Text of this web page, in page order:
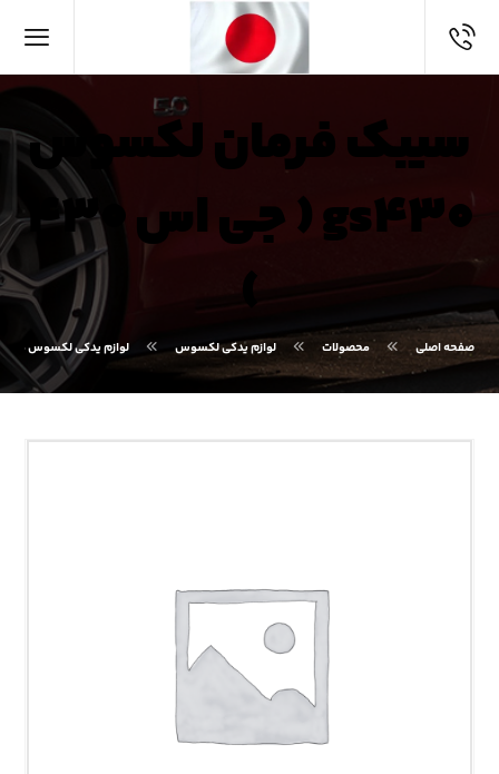
سیبک فرمان لکسوس
gs۴۳۰ ( جی اس ۴۳۰
)
صفحه اصلی محصولات لوازم یدکی لکسوس لوازم یدکی لکسوس GS